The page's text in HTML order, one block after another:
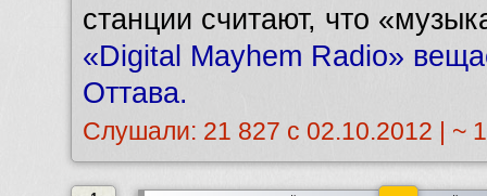
станции считают, что
«Digital Mayhem Radio»
Оттава.
Слушали: 21 827 с 02.10.2012 | ~